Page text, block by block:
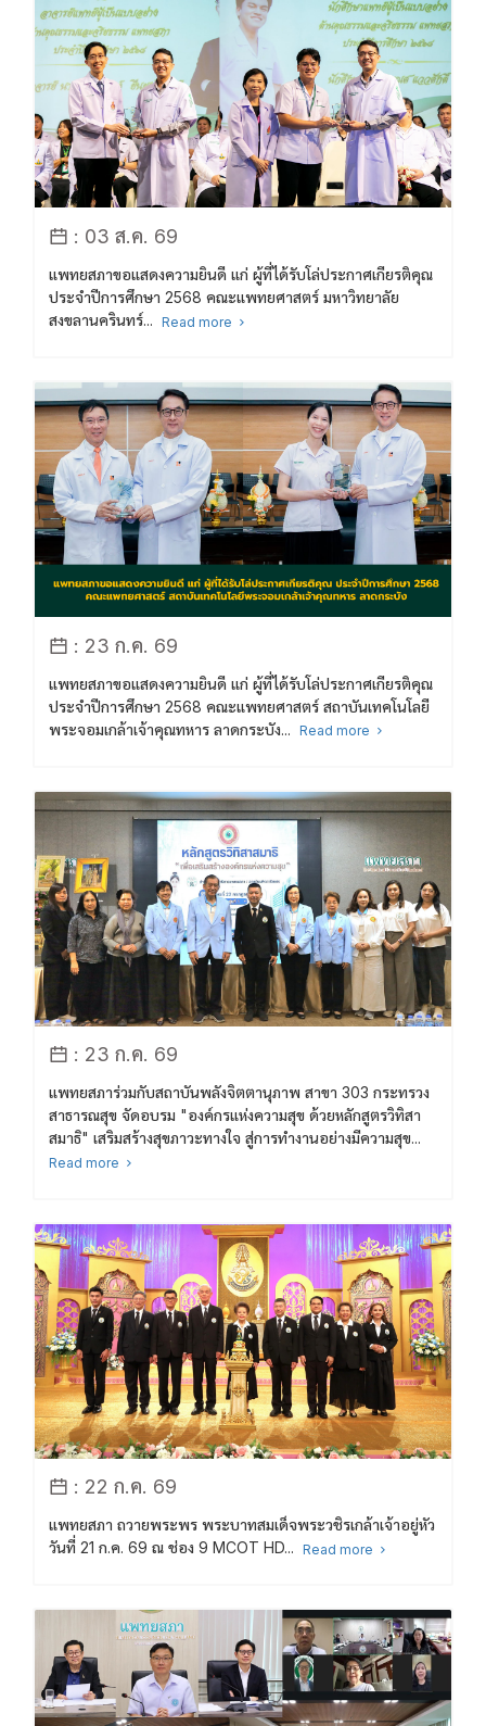
: 03 ส.ค. 69
แพทยสภาขอแสดงความยินดี แก่ ผู้ที่ได้รับโล่ประกาศเกียรติคุณ
ประจำปีการศึกษา 2568 คณะแพทยศาสตร์ มหาวิทยาลัย
สงขลานครินทร์... Read more
: 23 ก.ค. 69
แพทยสภาขอแสดงความยินดี แก่ ผู้ที่ได้รับโล่ประกาศเกียรติคุณ
ประจำปีการศึกษา 2568 คณะแพทยศาสตร์ สถาบันเทคโนโลยี
พระจอมเกล้าเจ้าคุณทหาร ลาดกระบัง... Read more
: 23 ก.ค. 69
แพทยสภาร่วมกับสถาบันพลังจิตตานุภาพ สาขา 303 กระทรวง
สาธารณสุข จัดอบรม "องค์กรแห่งความสุข ด้วยหลักสูตรวิทิสา
สมาธิ" เสริมสร้างสุขภาวะทางใจ สู่การทำงานอย่างมีความสุข...
Read more
: 22 ก.ค. 69
แพทยสภา ถวายพระพร พระบาทสมเด็จพระวชิรเกล้าเจ้าอยู่หัว
วันที่ 21 ก.ค. 69 ณ ช่อง 9 MCOT HD... Read more